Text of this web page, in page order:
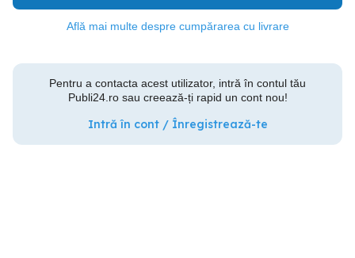
Află mai multe despre cumpărarea cu livrare
Pentru a contacta acest utilizator, intră în contul tău
Publi24.ro sau creează-ți rapid un cont nou!
Intră în cont / Înregistrează-te